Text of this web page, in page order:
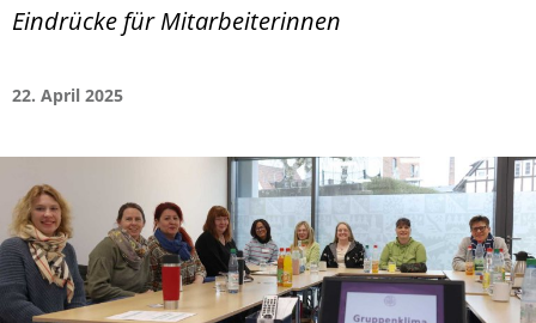
Eindrücke für Mitarbeiterinnen
22. April 2025